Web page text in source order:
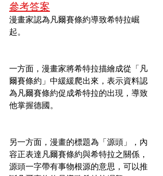
參考答案
漫畫家認為凡爾賽條約導致希特拉崛
起。
一方面，漫畫家將希特拉描繪成從「凡
爾賽條約」中緩緩爬出來，表示資料認
為凡爾賽條約促成希特拉的出現，導致
他掌握德國。
另一方面，漫畫的標題為「源頭」，內
容正表達凡爾賽條約與希特拉之關係，
源頭一字帶有事物根源的意思，可以推